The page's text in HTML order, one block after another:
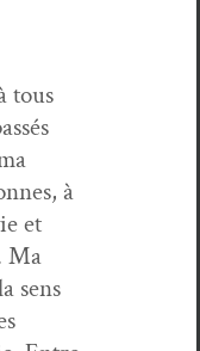
tous
à
et
Ma
sens